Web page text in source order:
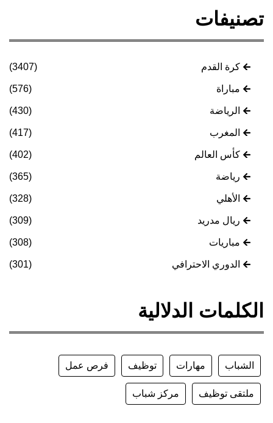
تصنيفات
كرة القدم (3407)
مباراة (576)
الرياضة (430)
المغرب (417)
كأس العالم (402)
رياضة (365)
الأهلي (328)
ريال مدريد (309)
مباريات (308)
الدوري الاحترافي (301)
الكلمات الدلالية
الشباب مهارات توظيف فرص عمل
ملتقى توظيف مركز شباب